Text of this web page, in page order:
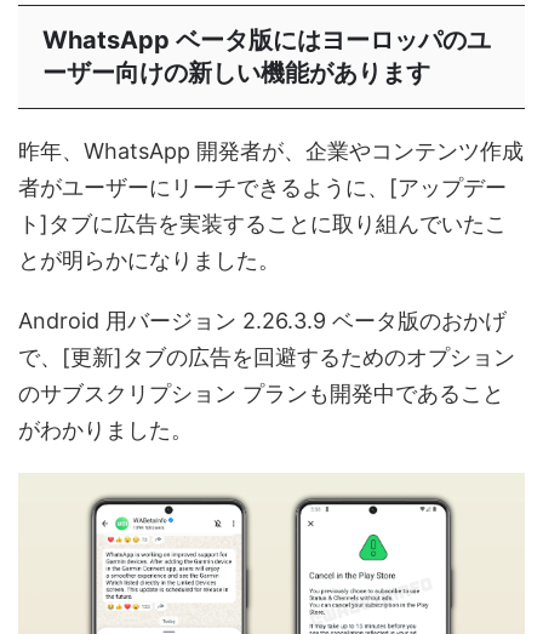
WhatsApp ベータ版にはヨーロッパのユ
ーザー向けの新しい機能があります
昨年、WhatsApp 開発者が、企業やコンテンツ作成
者がユーザーにリーチできるように、[アップデー
ト]タブに広告を実装することに取り組んでいたこ
とが明らかになりました。
Android 用バージョン 2.26.3.9 ベータ版のおかげ
で、[更新]タブの広告を回避するためのオプション
のサブスクリプション プランも開発中であること
がわかりました。